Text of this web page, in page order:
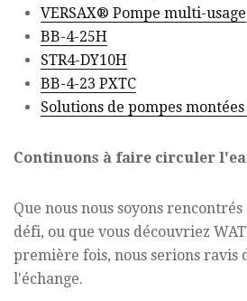
VERSAX® Pompe multi-usage
BB-4-25H
STR4-DY10H
BB-4-23 PXTC
Solutions de pompes
Continuons à faire circuler
Que nous nous soyons
défi, ou que vous découvriez
première fois, nous serions ravis
l'échange.